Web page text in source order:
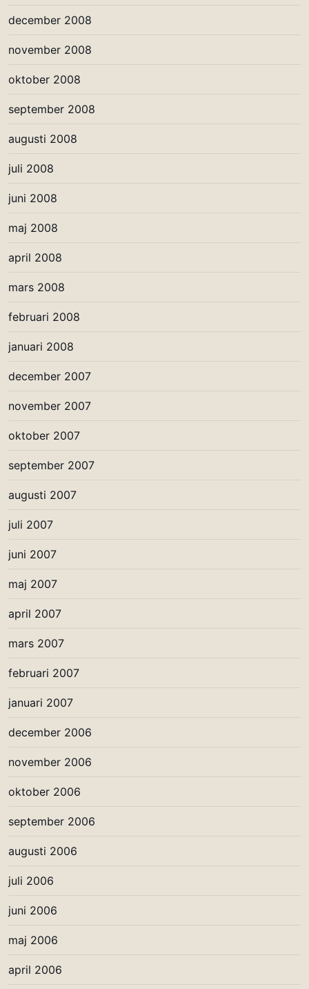
december 2008
november 2008
oktober 2008
september 2008
augusti 2008
juli 2008
juni 2008
maj 2008
april 2008
mars 2008
februari 2008
januari 2008
december 2007
november 2007
oktober 2007
september 2007
augusti 2007
juli 2007
juni 2007
maj 2007
april 2007
mars 2007
februari 2007
januari 2007
december 2006
november 2006
oktober 2006
september 2006
augusti 2006
juli 2006
juni 2006
maj 2006
april 2006